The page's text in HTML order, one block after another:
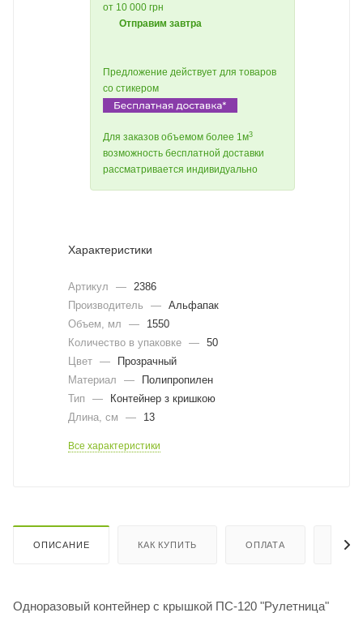
от 10 000 грн
Отправим завтра
Предложение действует для товаров
со стикером
Для заказов объемом более 1м3
возможность бесплатной доставки
рассматривается индивидуально
Характеристики
Артикул —
2386
Производитель
— Альфапак
Объем, мл
—
1550
Количество в упаковке — 50
Цвет —
Прозрачный
Материал
—
Полипропилен
Тип
—
Контейнер з кришкою
Длина, cм
— 13
Все характеристики
ОПИСАНИЕ КАК КУПИТЬ ОПЛАТА
Одноразовый контейнер с крышкой ПС-120 "Рулетница"